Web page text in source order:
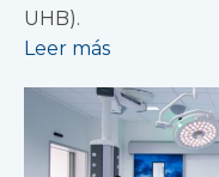
UHB).
Leer más